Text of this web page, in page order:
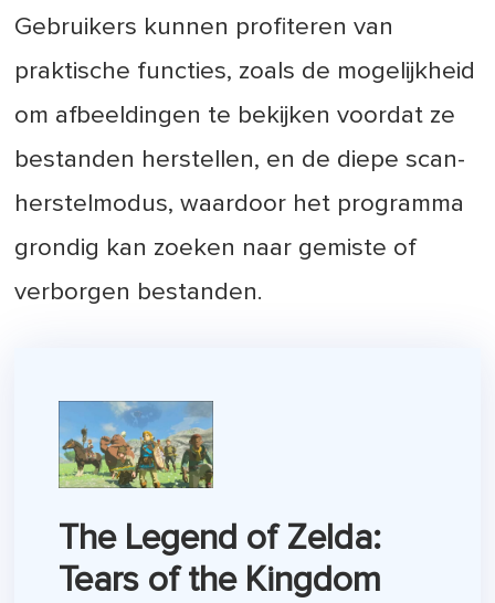
Gebruikers kunnen profiteren van
praktische functies, zoals de mogelijkheid
om afbeeldingen te bekijken voordat ze
bestanden herstellen, en de diepe scan-
herstelmodus, waardoor het programma
grondig kan zoeken naar gemiste of
verborgen bestanden.
The Legend of Zelda:
Tears of the Kingdom